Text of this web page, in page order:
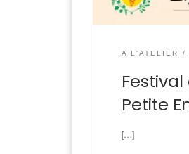
A L'ATELIER
Petite
[…]